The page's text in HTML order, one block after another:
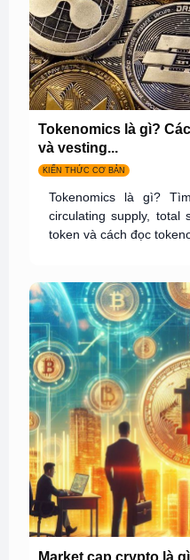
Tokenomics là gì?
và vesting...
KIẾN THỨC CƠ BẢN
Tokenomics là gì?
circulating supply, total
token và cách đọc
Market cap crypto là